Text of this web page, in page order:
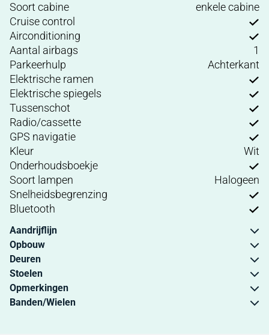
Soort cabine
enkele cabine
Cruise control
Airconditioning
Aantal airbags
1
Parkeerhulp
Achterkant
Elektrische ramen
Elektrische spiegels
Tussenschot
Radio/cassette
GPS navigatie
Kleur
Wit
Onderhoudsboekje
Soort lampen
Halogeen
Snelheidsbegrenzing
Bluetooth
Aandrijflijn
Opbouw
Deuren
Stoelen
Opmerkingen
Banden/Wielen